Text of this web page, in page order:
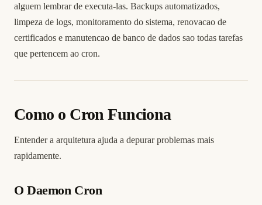
alguem lembrar de executa-las. Backups automatizados,
limpeza de logs, monitoramento do sistema, renovacao de
certificados e manutencao de banco de dados sao todas tarefas
que pertencem ao cron.
Como o Cron Funciona
Entender a arquitetura ajuda a depurar problemas mais
rapidamente.
O Daemon Cron